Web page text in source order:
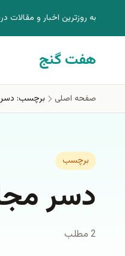
به روزترين اخبار و مقالات
هفت گنج
صفحه اصلی برچسب:
برچسب
دسر
2 مطلب